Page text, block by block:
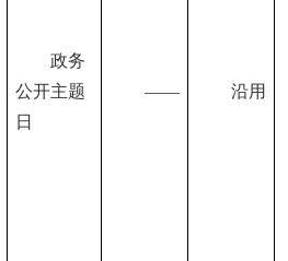
政务
公开主题
日
—— 沿用